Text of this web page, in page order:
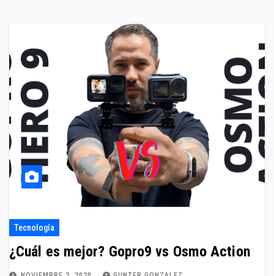
Tecnología
¿Cuál es mejor? Gopro9 vs Osmo Action